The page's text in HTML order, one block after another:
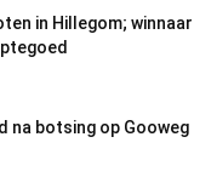
in Hillegom; winnaar
na botsing op Gooweg